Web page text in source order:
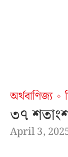
অর্থবাণিজ্য
৩৭
April 3,